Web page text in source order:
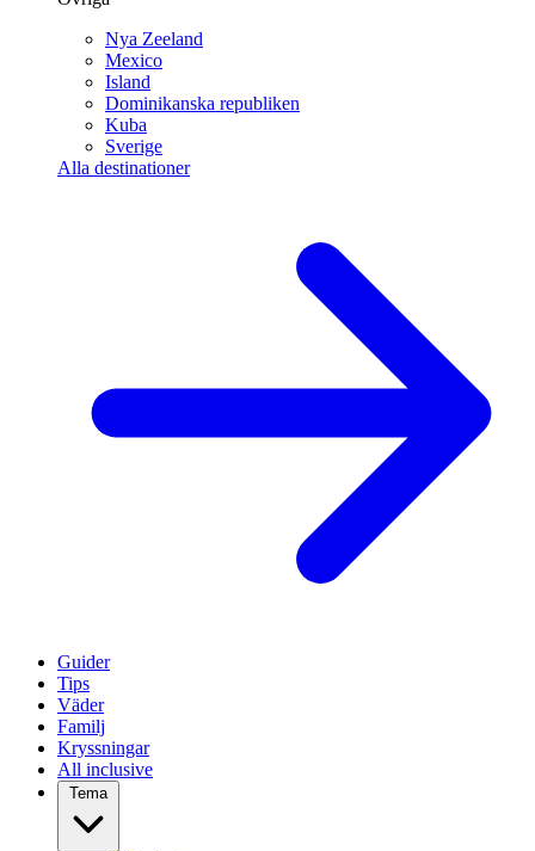
Nya Zeeland
Mexico
Island
Dominikanska republiken
Kuba
Sverige
Alla destinationer
Guider
Tips
Väder
Familj
Kryssningar
All inclusive
Tema